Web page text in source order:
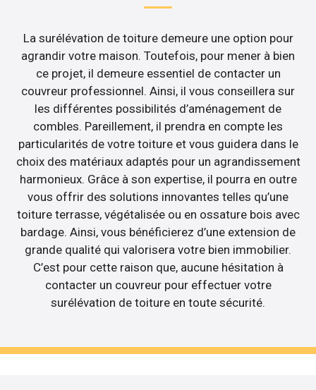
La surélévation de toiture demeure une option pour
agrandir votre maison. Toutefois, pour mener à bien
ce projet, il demeure essentiel de contacter un
couvreur professionnel. Ainsi, il vous conseillera sur
les différentes possibilités d’aménagement de
combles. Pareillement, il prendra en compte les
particularités de votre toiture et vous guidera dans le
choix des matériaux adaptés pour un agrandissement
harmonieux. Grâce à son expertise, il pourra en outre
vous offrir des solutions innovantes telles qu’une
toiture terrasse, végétalisée ou en ossature bois avec
bardage. Ainsi, vous bénéficierez d’une extension de
grande qualité qui valorisera votre bien immobilier.
C’est pour cette raison que, aucune hésitation à
contacter un couvreur pour effectuer votre
surélévation de toiture en toute sécurité.